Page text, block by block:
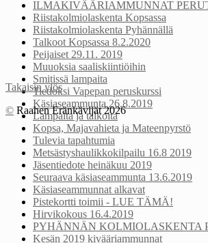
ILMAKIVÄÄRIAMMUNNAT
Riistakolmiolaskenta Kopsassa
Riistakolmiolaskenta Pyhännällä
Talkoot Kopsassa 8.2.2020
Peijaiset 29.11. 2019
Muuoksia saaliskiintiöihin
Smitissä lampaita
Tiedoksi Vapepan peruskurssi
Käsiaseammunta 26.8.2019
Lampaita ja talkoita
Kopsa, Majavahieta ja Mateenpyrstö
Tulevia tapahtumia
Metsästyshaulikkokilpailu 16.8 2019
Jäsentiedote heinäkuu 2019
Seuraava käsiaseammunta 13.6.2019
Käsiaseammunnat alkavat
Pistekortti toimii - LUE TÄMÄ!
Hirvikokous 16.4.2019
PYHÄNNÄN KOLMIOLASKENTA
Kesän 2019 kivääriammunnat
Takaisin ylös
© Raahen Eränkävijät 2026